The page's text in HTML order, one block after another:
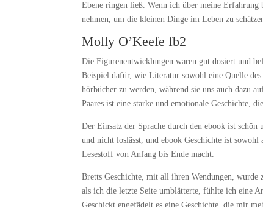
Ebene ringen ließ. Wenn ich über meine
nehmen, um die kleinen Dinge im Leben zu
Molly O’Keefe fb2
Die Figurenentwicklungen waren gut dosiert und
Beispiel dafür, wie Literatur sowohl eine Quelle des
hörbücher zu werden, während sie uns auch dazu
Paares ist eine starke und emotionale Geschichte,
Der Einsatz der Sprache durch den ebook ist
und nicht loslässt, und ebook Geschichte ist sowohl
Lesestoff von Anfang bis Ende macht.
Bretts Geschichte, mit all ihren Wendungen,
als ich die letzte Seite umblätterte, fühlte ich eine
Geschickt engefädelt es eine Geschichte, die mir